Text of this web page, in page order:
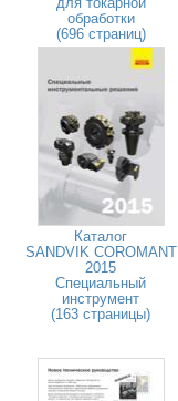
обработки
(696 страниц)
Каталог
SANDVIK COROMANT
2015
Специальный
инструмент
(163 страницы)